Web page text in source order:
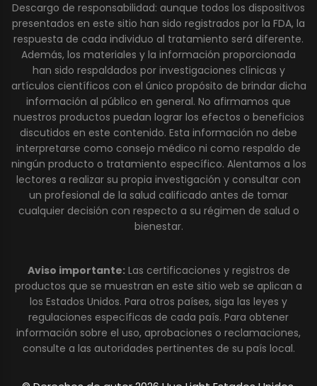
Descargo de responsabilidad: aunque todos los dispositivos
presentados en este sitio han sido registrados por la FDA, la
respuesta de cada individuo al tratamiento será diferente.
Además, los materiales y la información proporcionada
han sido respaldados por investigaciones clínicas y
artículos científicos con el único propósito de brindar dicha
información al público en general. No afirmamos que
nuestros productos puedan lograr los efectos o beneficios
discutidos en este contenido. Esta información no debe
interpretarse como consejo médico ni como respaldo de
ningún producto o tratamiento específico. Alentamos a los
lectores a realizar su propia investigación y consultar con
un profesional de la salud calificado antes de tomar
cualquier decisión con respecto a su régimen de salud o
bienestar.
Aviso importante:Las certificaciones y registros de
productos que se muestran en este sitio web se aplican a
los Estados Unidos. Para otros países, siga las leyes y
regulaciones específicas de cada país. Para obtener
información sobre el uso, aprobaciones o reclamaciones,
consulte a las autoridades pertinentes de su país local.